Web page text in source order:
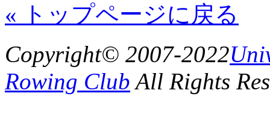
« トップページに戻る
Copyright© 2007-2022
Rowing ClubAll Rights